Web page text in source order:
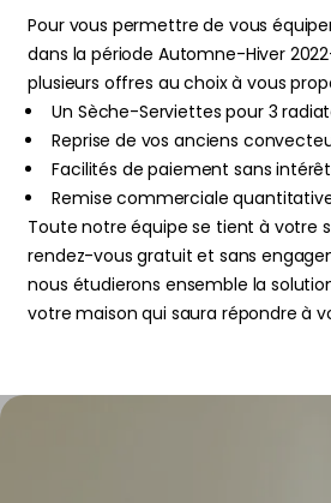
Pour vous permettre de vous
dans la période Automne-Hiver
plusieurs offres au choix à vous
Un Sèche-Serviettes pour 3
Reprise de vos anciens
Facilités de paiement sans
Remise commerciale
Toute notre équipe se tient à votre
rendez-vous gratuit et sans
nous étudierons ensemble la
votre maison qui saura répondre à